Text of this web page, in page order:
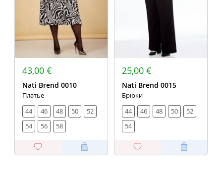
43,00 €
Nati Brend 0010
Платье
44
46 48 50
52
54
56 58
25,00 €
Nati Brend 0015
Брюки
44
46 48 50
52
54